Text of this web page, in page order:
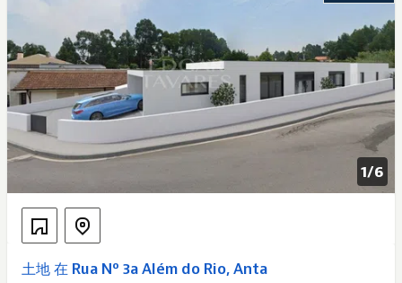
1/6
土地 在 Rua Nº 3a Além do Rio, Anta